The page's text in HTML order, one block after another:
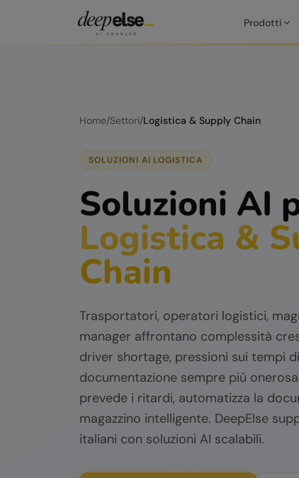
Prodotti
Home/Settori/Logistica & Supply Chain
SOLUZIONI AI LOGISTICA
Soluzioni AI
Logistica &
Chain
Trasportatori, operatori logistici,
manager affrontano complessità
driver shortage, pressioni sui tempi
documentazione sempre più
prevede i ritardi, automatizza la
magazzino intelligente. DeepElse
italiani con soluzioni AI scalabili.